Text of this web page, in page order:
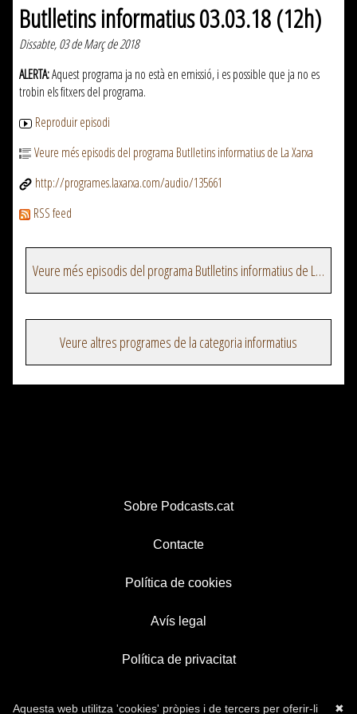
Butlletins informatius 03.03.18 (12h)
Dissabte, 03 de Març de 2018
ALERTA:Aquest programa ja no està en emissió, i es possible que ja no es
trobin els fitxers del programa.
Reproduir episodi
Veure més episodis del programa Butlletins informatius de La Xarxa
http://programes.laxarxa.com/audio/135661
RSS feed
Veure més episodis del programa Butlletins informatius de La Xarxa
Veure altres programes de la categoria informatius
Sobre Podcasts.cat
Contacte
Política de cookies
Avís legal
Política de privacitat
✖
Aquesta web utilitza 'cookies' pròpies i de tercers per oferir-li